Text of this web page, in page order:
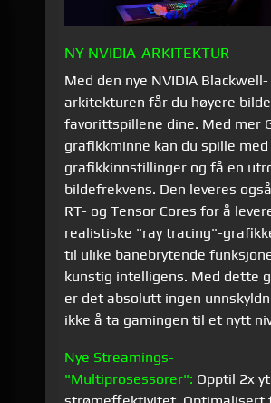
NY NVIDIA-ARKITEKTUR
Med den nye NVIDIA Blackwell-
arkitekturen får du høyere
favorittspillene dine. Med mer
grafikkminne kan du spille
grafikkinnstillinger og få en
bildefrekvens. Den leveres
RT- og Tensor Cores for å
realistiske "ray tracing"-
til ulike banebrytende
kunstig intelligens. Med dette
er det absolutt ingen
ikke å ta gamingen til et nytt
Nye Streamings-
"Multiprosessorer": Opptil 2x